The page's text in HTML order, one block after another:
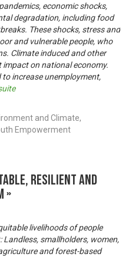
economic shocks,
degradation, including food
These shocks, stress and
and vulnerable people, who
Climate induced and other
on national economy.
increase unemployment,
and Climate,
Empowerment
resilient and
»
livelihoods of people
smallholders, women,
and forest-based